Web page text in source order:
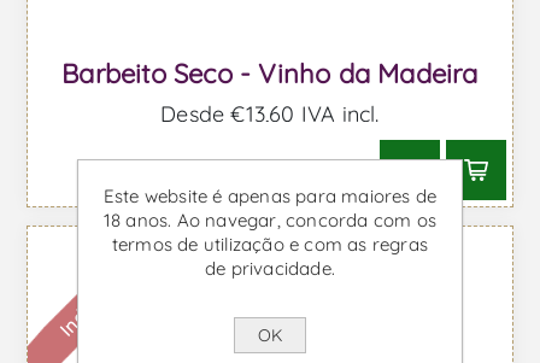
Barbeito Seco - Vinho da Madeira
Desde €13,60 IVA incl.
Indisponível
Este website é apenas para maiores de
18 anos. Ao navegar, concorda com os
termos de utilização e com as regras
de privacidade.
OK